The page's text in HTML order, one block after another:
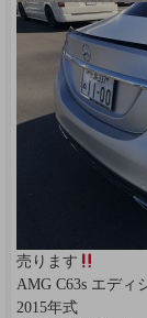
売ります
AMG C63s エディ
2015年式